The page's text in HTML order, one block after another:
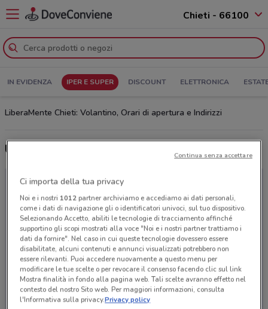
Chieti - 66100
IN EVIDENZA IPER E SUPER DISCOUNT ELETTRONICA
LiberaMente Chieti: Volantino, Orari di apertura e Indirizzi
Ultime offerte del volantino LiberaMente
Ci importa della tua privacy
Noi e i nostri 1012partner archiviamo e accediamo ai dati personali,
come i dati di navigazione gli o identificatori univoci, sul tuo dispositivo.
Selezionando Accetto, abiliti le tecnologie di tracciamento affinché
supportino gli scopi mostrati alla voce "Noi e i nostri partner trattiamo i
dati da fornire". Nel caso in cui queste tecnologie dovessero essere
disabilitate, alcuni contenuti e annunci visualizzati potrebbero non
essere rilevanti. Puoi accedere nuovamente a questo menu per
modificare le tue scelte o per revocare il consenso facendo clic sul link
Mostra finalità in fondo alla pagina web. Tali scelte avranno effetto nel
contesto del nostro Sito web. Per maggiori informazioni, consulta
l'Informativa sulla privacy.Privacy policy
Continua senza accettare